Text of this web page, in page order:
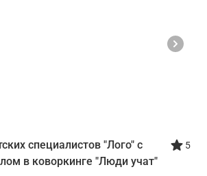
специалистов "Лого" с
в коворкинге "Люди учат"
5